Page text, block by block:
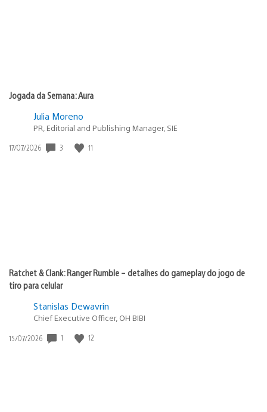
Jogada da Semana: Aura
Julia Moreno
PR, Editorial and Publishing Manager, SIE
Data
17/07/2026 3 11
Ratchet & Clank: Ranger Rumble – detalhes do gameplay do jogo de
tiro para celular
Stanislas Dewavrin
Chief Executive Officer, OH BIBI
Data
15/07/2026 1 12